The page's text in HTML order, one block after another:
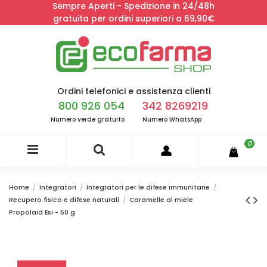
Sempre Aperti - Spedizione in 24/48h
gratuita per ordini superiori a 69,90€
Ordini telefonici e assistenza clienti
800 926 054
Numero verde gratuito
342 8269219
Numero WhatsApp
0
Home Integratori
Integratori per le difese immunitarie
Recupero fisico e difese naturali
Caramelle al miele
Propolaid Esi - 50 g